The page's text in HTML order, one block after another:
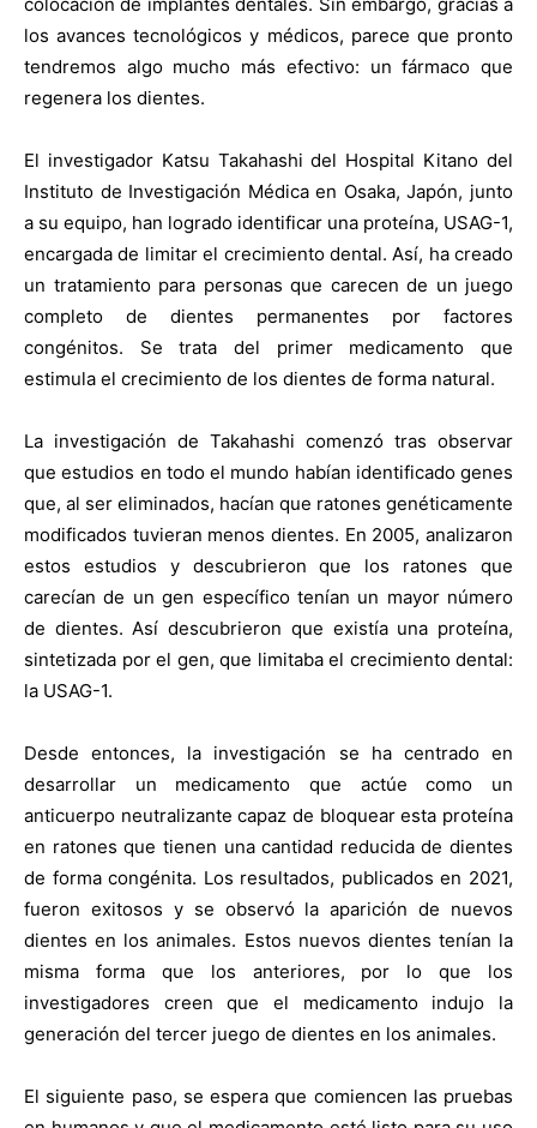
los avances tecnológicos y médicos, parece que pronto
tendremos algo mucho más efectivo: un fármaco que
regenera los dientes.
El investigador Katsu Takahashi del Hospital Kitano del
Instituto de Investigación Médica en Osaka, Japón, junto
a su equipo, han logrado identificar una proteína, USAG-1,
encargada de limitar el crecimiento dental. Así, ha creado
un tratamiento para personas que carecen de un juego
completo de dientes permanentes por factores
congénitos. Se trata del primer medicamento que
estimula el crecimiento de los dientes de forma natural.
La investigación de Takahashi comenzó tras observar
que estudios en todo el mundo habían identificado genes
que, al ser eliminados, hacían que ratones genéticamente
modificados tuvieran menos dientes. En 2005, analizaron
estos estudios y descubrieron que los ratones que
carecían de un gen específico tenían un mayor número
de dientes. Así descubrieron que existía una proteína,
sintetizada por el gen, que limitaba el crecimiento dental:
la USAG-1.
Desde entonces, la investigación se ha centrado en
desarrollar un medicamento que actúe como un
anticuerpo neutralizante capaz de bloquear esta proteína
en ratones que tienen una cantidad reducida de dientes
de forma congénita. Los resultados, publicados en 2021,
fueron exitosos y se observó la aparición de nuevos
dientes en los animales. Estos nuevos dientes tenían la
misma forma que los anteriores, por lo que los
investigadores creen que el medicamento indujo la
generación del tercer juego de dientes en los animales.
El siguiente paso, se espera que comiencen las pruebas